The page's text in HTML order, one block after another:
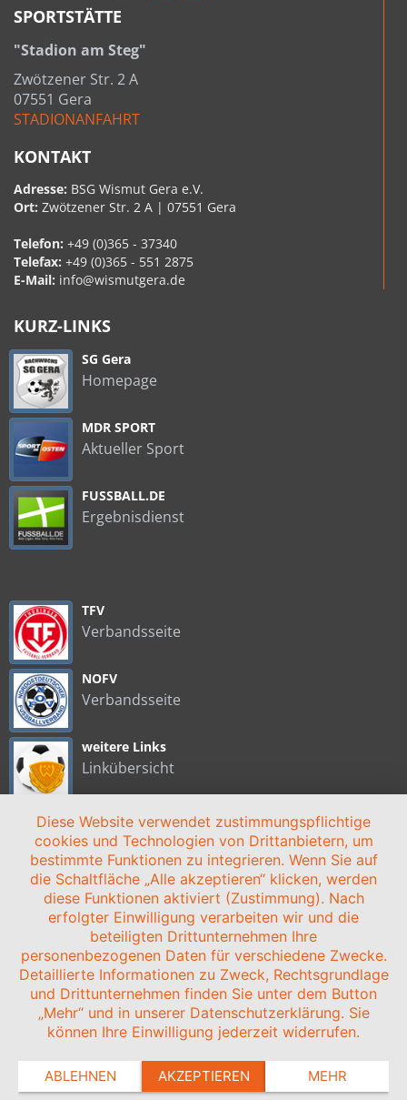
SPORTSTÄTTE
"Stadion am Steg"
Zwötzener Str. 2 A
07551 Gera
STADIONANFAHRT
KONTAKT
Adresse: BSG Wismut Gera e.V.
Ort: Zwötzener Str. 2 A | 07551 Gera
Telefon: +49 (0)365 - 37340
Telefax: +49 (0)365 - 551 2875
E-Mail: info@wismutgera.de
KURZ-LINKS
SG Gera
Homepage
MDR SPORT
Aktueller Sport
FUSSBALL.DE
Ergebnisdienst
TFV
Verbandsseite
NOFV
Verbandsseite
weitere Links
Linkübersicht
HOME NEWS VEREIN STADION ANFAHRT
SPONSOREN
KONTAKT
IMPRESSUM/DATENSCHUTZ
© 2003-2024 BSG WISMUT GERA | zLiga-Vereinshomepage
Diese Website verwendet zustimmungspflichtige
cookies und Technologien von Drittanbietern, um
bestimmte Funktionen zu integrieren. Wenn Sie auf
die Schaltfläche „Alle akzeptieren“ klicken, werden
diese Funktionen aktiviert (Zustimmung). Nach
erfolgter Einwilligung verarbeiten wir und die
beteiligten Drittunternehmen Ihre
personenbezogenen Daten für verschiedene Zwecke.
Detaillierte Informationen zu Zweck, Rechtsgrundlage
und Drittunternehmen finden Sie unter dem Button
„Mehr“ und in unserer Datenschutzerklärung. Sie
können Ihre Einwilligung jederzeit widerrufen.
ABLEHNEN AKZEPTIEREN MEHR